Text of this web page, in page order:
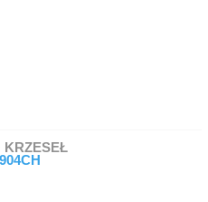
KRZESEŁ